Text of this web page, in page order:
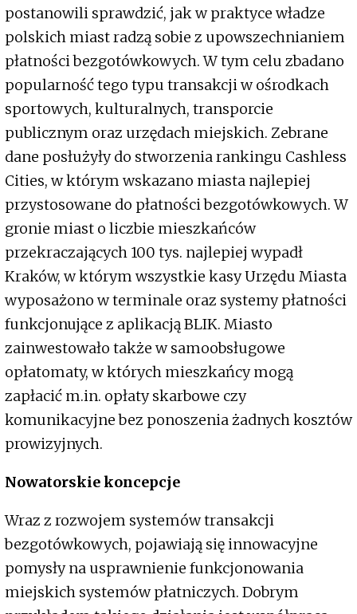
postanowili sprawdzić, jak w praktyce władze
polskich miast radzą sobie z upowszechnianiem
płatności bezgotówkowych. W tym celu zbadano
popularność tego typu transakcji w ośrodkach
sportowych, kulturalnych, transporcie
publicznym oraz urzędach miejskich. Zebrane
dane posłużyły do stworzenia rankingu Cashless
Cities, w którym wskazano miasta najlepiej
przystosowane do płatności bezgotówkowych. W
gronie miast o liczbie mieszkańców
przekraczających 100 tys. najlepiej wypadł
Kraków, w którym wszystkie kasy Urzędu Miasta
wyposażono w terminale oraz systemy płatności
funkcjonujące z aplikacją BLIK. Miasto
zainwestowało także w samoobsługowe
opłatomaty, w których mieszkańcy mogą
zapłacić m.in. opłaty skarbowe czy
komunikacyjne bez ponoszenia żadnych kosztów
prowizyjnych.
Nowatorskie koncepcje
Wraz z rozwojem systemów transakcji
bezgotówkowych, pojawiają się innowacyjne
pomysły na usprawnienie funkcjonowania
miejskich systemów płatniczych. Dobrym